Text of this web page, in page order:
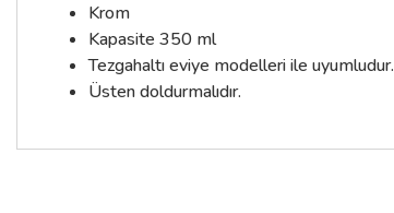
Krom
Kapasite 350 ml
Tezgahaltı eviye modelleri ile uyumludur.
Üsten doldurmalıdır.